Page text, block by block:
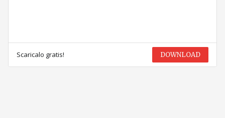
Scaricalo gratis! DOWNLOAD